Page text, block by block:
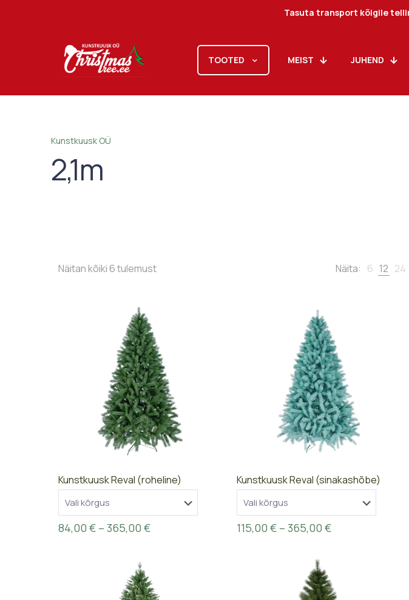
Tasuta transport kõigile
TOOTED MEIST JUHEND
Kunstkuusk OÜ
2,1m
Näitan kõiki 6 tulemust Näita: 6 12 24
Kunstkuusk Reval (roheline)
84,00 € – 365,00 €Price
365,00 €
Kunstkuusk Reval (sinakashõbe)
115,00 € – 365,00 €Price
365,00 €